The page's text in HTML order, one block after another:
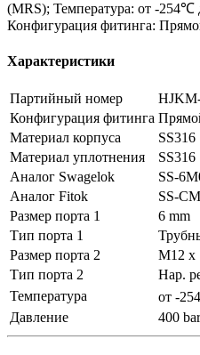
(MRS); Температура: от -
Конфигурация фитинга:
Характеристики
Партийный номер
Конфигурация фитинга
Материал корпуса
SS316
Материал уплотнения
SS316
Аналог Swagelok
SS-
Аналог Fitok
SS-
Размер порта 1
6 mm
Тип порта 1
Размер порта 2
M12 x
Тип порта 2
Нар.
Температура
от -
Давление
400 bar